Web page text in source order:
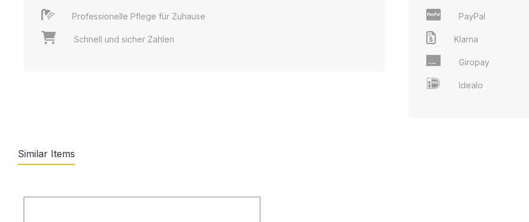
Professionelle Pflege für Zuhause
Schnell und sicher Zahlen
PayPal
Klarna
Giropay
Idealo
Similar Items